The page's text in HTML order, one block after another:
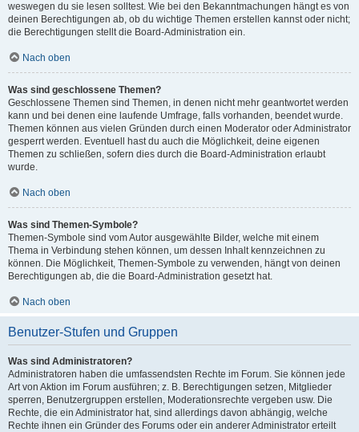
weswegen du sie lesen solltest. Wie bei den Bekanntmachungen hängt es von
deinen Berechtigungen ab, ob du wichtige Themen erstellen kannst oder nicht;
die Berechtigungen stellt die Board-Administration ein.
Nach oben
Was sind geschlossene Themen?
Geschlossene Themen sind Themen, in denen nicht mehr geantwortet werden
kann und bei denen eine laufende Umfrage, falls vorhanden, beendet wurde.
Themen können aus vielen Gründen durch einen Moderator oder Administrator
gesperrt werden. Eventuell hast du auch die Möglichkeit, deine eigenen
Themen zu schließen, sofern dies durch die Board-Administration erlaubt
wurde.
Nach oben
Was sind Themen-Symbole?
Themen-Symbole sind vom Autor ausgewählte Bilder, welche mit einem
Thema in Verbindung stehen können, um dessen Inhalt kennzeichnen zu
können. Die Möglichkeit, Themen-Symbole zu verwenden, hängt von deinen
Berechtigungen ab, die die Board-Administration gesetzt hat.
Nach oben
Benutzer-Stufen und Gruppen
Was sind Administratoren?
Administratoren haben die umfassendsten Rechte im Forum. Sie können jede
Art von Aktion im Forum ausführen; z. B. Berechtigungen setzen, Mitglieder
sperren, Benutzergruppen erstellen, Moderationsrechte vergeben usw. Die
Rechte, die ein Administrator hat, sind allerdings davon abhängig, welche
Rechte ihnen ein Gründer des Forums oder ein anderer Administrator erteilt